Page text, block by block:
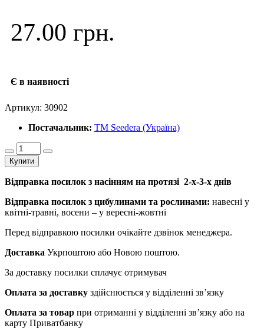
27.00 грн.
Є в наявності
Артикул: 30902
Постачальник: ТМ Seedera (Україна)
Купити
Відправка посилок з насінням на протязі 2-х-3-х днів
Відправка посилок з цибулинами та рослинами: навесні у
квітні-травні, восени – у вересні-жовтні
Перед відправкою посилки очікайте дзвінок менеджера.
Доставка Укрпоштою або Новою поштою.
За доставку посилки сплачує отримувач
Оплата за доставку здійснюється у відділенні зв’язку
Оплата за товар при отриманні у відділенні зв’язку або на
карту Приватбанку